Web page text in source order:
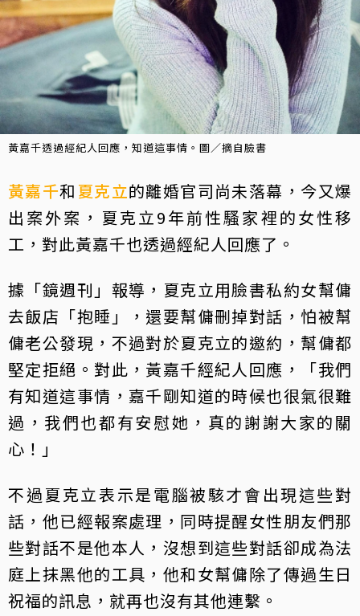
黃嘉千透過經紀人回應，知道這事情。圖／摘自臉書
黃嘉千和 夏克立的離婚官司尚未落幕，今又爆
出案外案，夏克立9年前性騷家裡的女性移
工，對此黃嘉千也透過經紀人回應了。
據「鏡週刊」報導，夏克立用臉書私約女幫傭
去飯店「抱睡」，還要幫傭刪掉對話，怕被幫
傭老公發現，不過對於夏克立的邀約，幫傭都
堅定拒絕。對此，黃嘉千經紀人回應，「我們
有知道這事情，嘉千剛知道的時候也很氣很難
過，我們也都有安慰她，真的謝謝大家的關
心！」
不過夏克立表示是電腦被駭才會出現這些對
話，他已經報案處理，同時提醒女性朋友們那
些對話不是他本人，沒想到這些對話卻成為法
庭上抹黑他的工具，他和女幫傭除了傳過生日
祝福的訊息，就再也沒有其他連繫。